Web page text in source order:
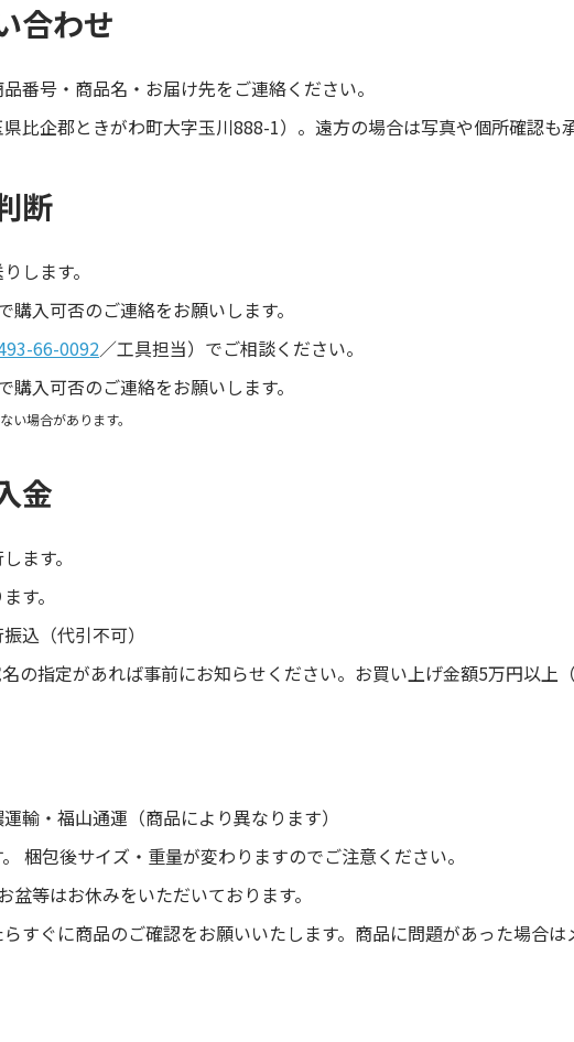
合わせ
番号・商品名・お届け先をご連絡ください。
比企郡ときがわ町大字玉川888-1）。遠方の場合は写真や個所確認も
断
します。
入可否のご連絡をお願いします。
66-0092／工具担当）でご相談ください。
入可否のご連絡をお願いします。
い場合があります。
金
ます。
す。
込（代引不可）
の指定があれば事前にお知らせください。お買い上げ金額5万円以上
輸・福山通運（商品により異なります）
梱包後サイズ・重量が変わりますのでご注意ください。
盆等はお休みをいただいております。
すぐに商品のご確認をお願いいたします。商品に問題があった場合